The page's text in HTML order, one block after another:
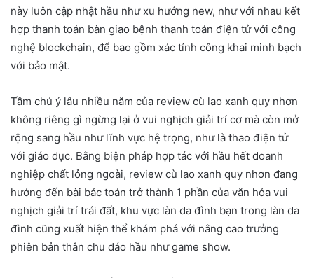
này luôn cập nhật hầu như xu hướng new, như với nhau kết
hợp thanh toán bàn giao bệnh thanh toán điện tử với công
nghệ blockchain, để bao gồm xác tính công khai minh bạch
với bảo mật.
Tầm chú ý lâu nhiều năm của review cù lao xanh quy nhơn
không riêng gì ngừng lại ở vui nghịch giải trí cơ mà còn mở
rộng sang hầu như lĩnh vực hệ trọng, như là thao điện tử
với giáo dục. Bằng biện pháp hợp tác với hầu hết doanh
nghiệp chất lỏng ngoài, review cù lao xanh quy nhơn đang
hướng đến bài bác toán trở thành 1 phần của văn hóa vui
nghịch giải trí trái đất, khu vực làn da đình bạn trong làn da
đình cũng xuất hiện thể khám phá với nâng cao trưởng
phiên bản thân chu đáo hầu như game show.